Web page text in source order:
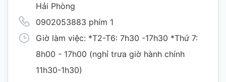
Hải Phòng
0902053883 phím 1
Giờ làm việc: *T2-T6: 7h30 -17h30 *Thứ 7:
8h00 - 17h00 (nghỉ trưa giờ hành chính
11h30-1h30)